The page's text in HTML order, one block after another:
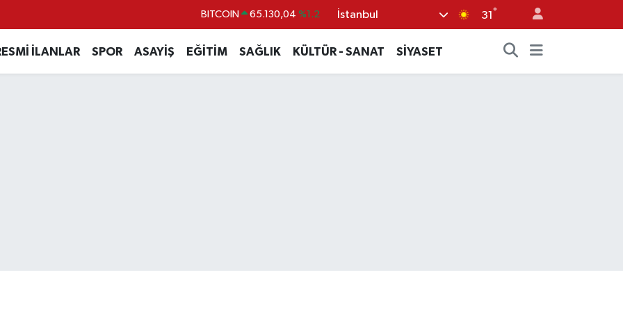
DOLAR 47,7106 %0.17
EURO 55,1652 %0.27
İstanbul 31 °
İLANLAR SPOR ASAYİŞ EĞİTİM SAĞLIK KÜLTÜR - SANAT SİYASET